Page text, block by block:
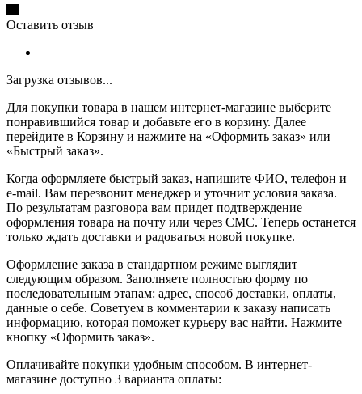
Оставить отзыв
Загрузка отзывов...
Для покупки товара в нашем интернет-магазине выберите
понравившийся товар и добавьте его в корзину. Далее
перейдите в Корзину и нажмите на «Оформить заказ» или
«Быстрый заказ».
Когда оформляете быстрый заказ, напишите ФИО, телефон и
e-mail. Вам перезвонит менеджер и уточнит условия заказа.
По результатам разговора вам придет подтверждение
оформления товара на почту или через СМС. Теперь останется
только ждать доставки и радоваться новой покупке.
Оформление заказа в стандартном режиме выглядит
следующим образом. Заполняете полностью форму по
последовательным этапам: адрес, способ доставки, оплаты,
данные о себе. Советуем в комментарии к заказу написать
информацию, которая поможет курьеру вас найти. Нажмите
кнопку «Оформить заказ».
Оплачивайте покупки удобным способом. В интернет-
магазине доступно 3 варианта оплаты: